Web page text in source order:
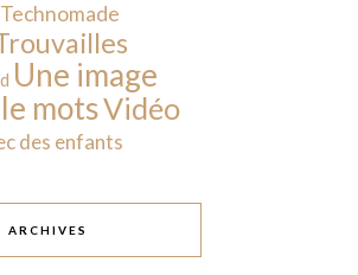
Technomade
Une image
motsVidéo
des enfants
ARCHIVES